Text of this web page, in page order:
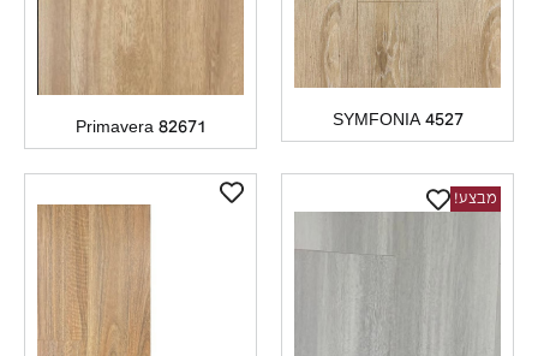
SYMFONIA 4527
Primavera 82671